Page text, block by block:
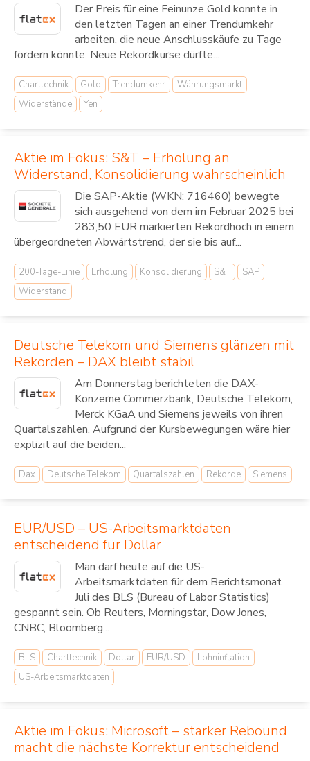
Der Preis für eine Feinunze Gold konnte in
den letzten Tagen an einer Trendumkehr
arbeiten, die neue Anschlusskäufe zu Tage
fördern könnte. Neue Rekordkurse dürfte...
Charttechnik Gold Trendumkehr
Währungsmarkt
Widerstände
Yen
Aktie im Fokus: S&T – Erholung an
Widerstand, Konsolidierung wahrscheinlich
Die SAP-Aktie (WKN: 716460) bewegte
sich ausgehend von dem im Februar 2025 bei
283,50 EUR markierten Rekordhoch in einem
übergeordneten Abwärtstrend, der sie bis auf...
200-Tage-Linie Erholung Konsolidierung S&T
SAP
Widerstand
Deutsche Telekom und Siemens glänzen mit
Rekorden – DAX bleibt stabil
Am Donnerstag berichteten die DAX-
Konzerne Commerzbank, Deutsche Telekom,
Merck KGaA und Siemens jeweils von ihren
Quartalszahlen. Aufgrund der Kursbewegungen wäre hier
explizit auf die beiden...
Dax Deutsche Telekom Quartalszahlen Rekorde Siemens
EUR/USD – US-Arbeitsmarktdaten
entscheidend für Dollar
Man darf heute auf die US-
Arbeitsmarktdaten für dem Berichtsmonat
Juli des BLS (Bureau of Labor Statistics)
gespannt sein. Ob Reuters, Morningstar, Dow Jones,
CNBC, Bloomberg...
BLS Charttechnik Dollar EUR/USD
Lohninflation
US-Arbeitsmarktdaten
Aktie im Fokus: Microsoft – starker Rebound
macht die nächste Korrektur entscheidend